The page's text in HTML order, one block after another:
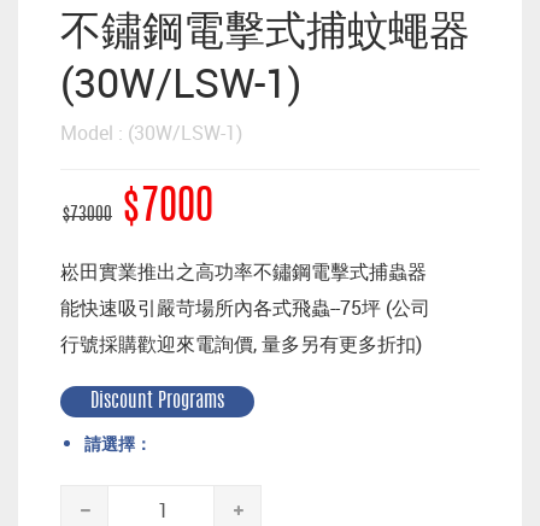
不鏽鋼電擊式捕蚊蠅器
(30W/LSW-1)
Model : (30W/LSW-1)
$73000 $7000
崧田實業推出之高功率不鏽鋼電擊式捕蟲器
能快速吸引嚴苛場所內各式飛蟲--75坪 (公司
行號採購歡迎來電詢價, 量多另有更多折扣)
Discount Programs
請選擇：